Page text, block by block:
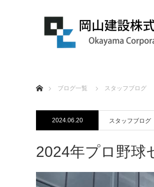
ブログ一覧
スタッフブログ
2024.06.20 スタッフブログ
2024年プロ野球